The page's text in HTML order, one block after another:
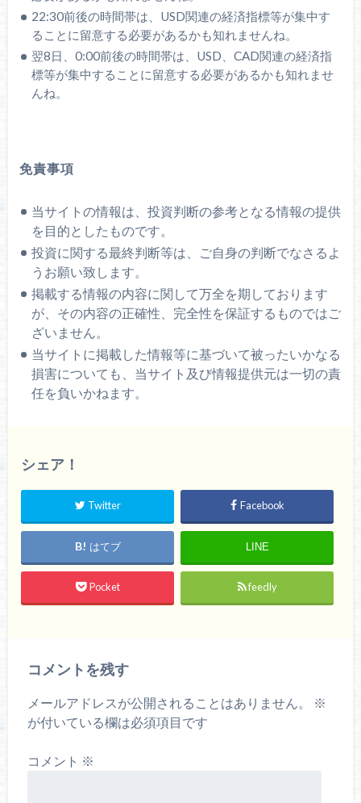
22:30前後の時間帯は、USD関連の経済指標等が集中す
ることに留意する必要があるかも知れませんね。
翌8日、0:00前後の時間帯は、USD、CAD関連の経済指
標等が集中することに留意する必要があるかも知れませ
んね。
免責事項
当サイトの情報は、投資判断の参考となる情報の提供
を目的としたものです。
投資に関する最終判断等は、ご自身の判断でなさるよ
うお願い致します。
掲載する情報の内容に関して万全を期しております
が、その内容の正確性、完全性を保証するものではご
ざいません。
当サイトに掲載した情報等に基づいて被ったいかなる
損害についても、当サイト及び情報提供元は一切の責
任を負いかねます。
シェア！
Twitter Facebook
はてブ LINE
Pocket feedly
コメントを残す
メールアドレスが公開されることはありません。
※
が付いている欄は必須項目です
コメント ※